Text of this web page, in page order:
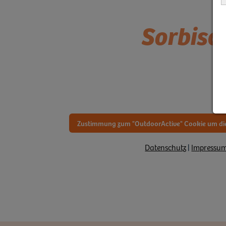
Zustimmung zum "OutdoorActive" Cookie um
Datenschutz|